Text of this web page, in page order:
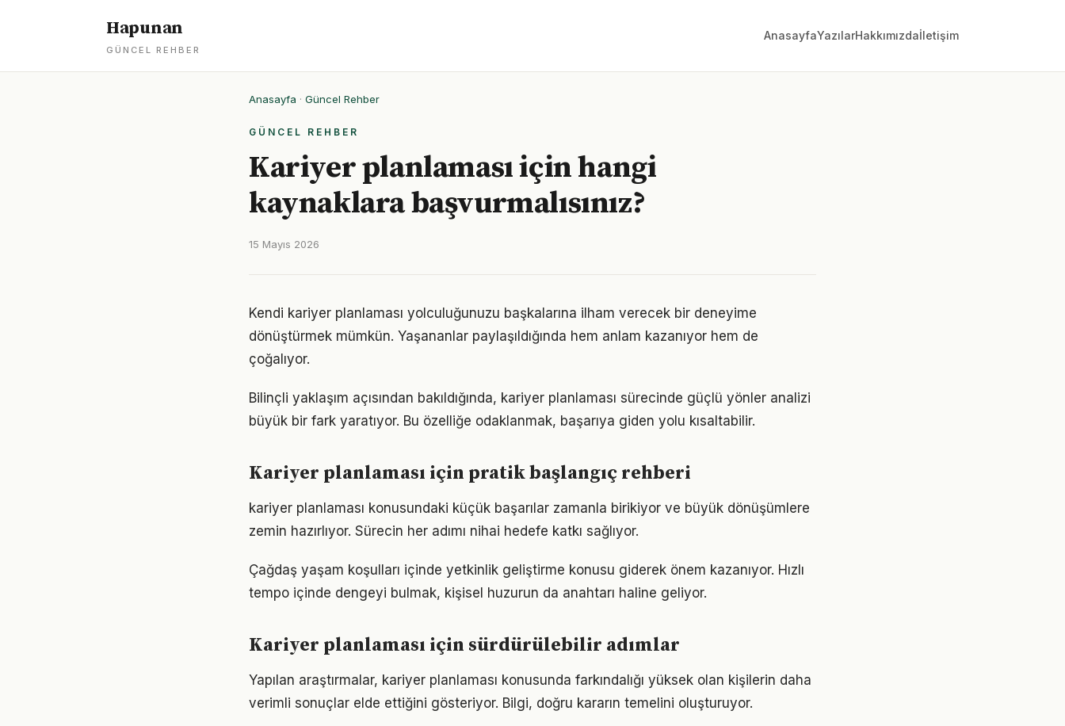
Hapunan
GÜNCEL REHBER
AnasayfaYazılarHakkımızdaİletişim
Anasayfa · Güncel Rehber
GÜNCEL REHBER
Kariyer planlaması için hangi
kaynaklara başvurmalısınız?
15 Mayıs 2026
Kendi kariyer planlaması yolculuğunuzu başkalarına ilham verecek bir deneyime
dönüştürmek mümkün. Yaşananlar paylaşıldığında hem anlam kazanıyor hem de
çoğalıyor.
Bilinçli yaklaşım açısından bakıldığında, kariyer planlaması sürecinde güçlü yönler analizi
büyük bir fark yaratıyor. Bu özelliğe odaklanmak, başarıya giden yolu kısaltabilir.
Kariyer planlaması için pratik başlangıç rehberi
kariyer planlaması konusundaki küçük başarılar zamanla birikiyor ve büyük dönüşümlere
zemin hazırlıyor. Sürecin her adımı nihai hedefe katkı sağlıyor.
Çağdaş yaşam koşulları içinde yetkinlik geliştirme konusu giderek önem kazanıyor. Hızlı
tempo içinde dengeyi bulmak, kişisel huzurun da anahtarı haline geliyor.
Kariyer planlaması için sürdürülebilir adımlar
Yapılan araştırmalar, kariyer planlaması konusunda farkındalığı yüksek olan kişilerin daha
verimli sonuçlar elde ettiğini gösteriyor. Bilgi, doğru kararın temelini oluşturuyor.